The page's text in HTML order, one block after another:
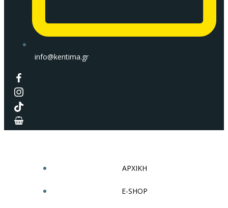
info@kentima.gr
ΑΡΧΙΚΗ
E-SHOP